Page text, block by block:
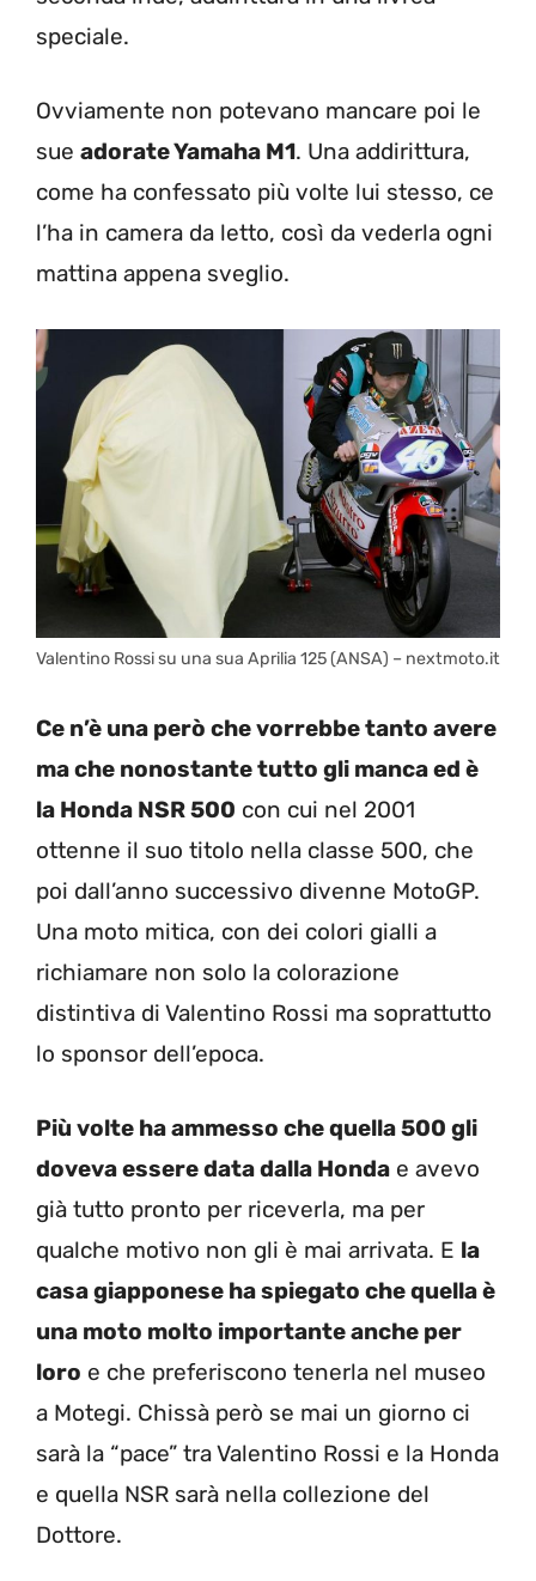
speciale.
Ovviamente non potevano mancare poi le
sue adorate Yamaha M1. Una addirittura,
come ha confessato più volte lui stesso, ce
l’ha in camera da letto, così da vederla ogni
mattina appena sveglio.
Valentino Rossi su una sua Aprilia 125 (ANSA) – nextmoto.it
Ce n’è una però che vorrebbe tanto avere
ma che nonostante tutto gli manca ed è
la Honda NSR 500 con cui nel 2001
ottenne il suo titolo nella classe 500, che
poi dall’anno successivo divenne MotoGP.
Una moto mitica, con dei colori gialli a
richiamare non solo la colorazione
distintiva di Valentino Rossi ma soprattutto
lo sponsor dell’epoca.
Più volte ha ammesso che quella 500 gli
doveva essere data dalla Honda e avevo
già tutto pronto per riceverla, ma per
qualche motivo non gli è mai arrivata. E la
casa giapponese ha spiegato che quella è
una moto molto importante anche per
loro e che preferiscono tenerla nel museo
a Motegi. Chissà però se mai un giorno ci
sarà la “pace” tra Valentino Rossi e la Honda
e quella NSR sarà nella collezione del
Dottore.